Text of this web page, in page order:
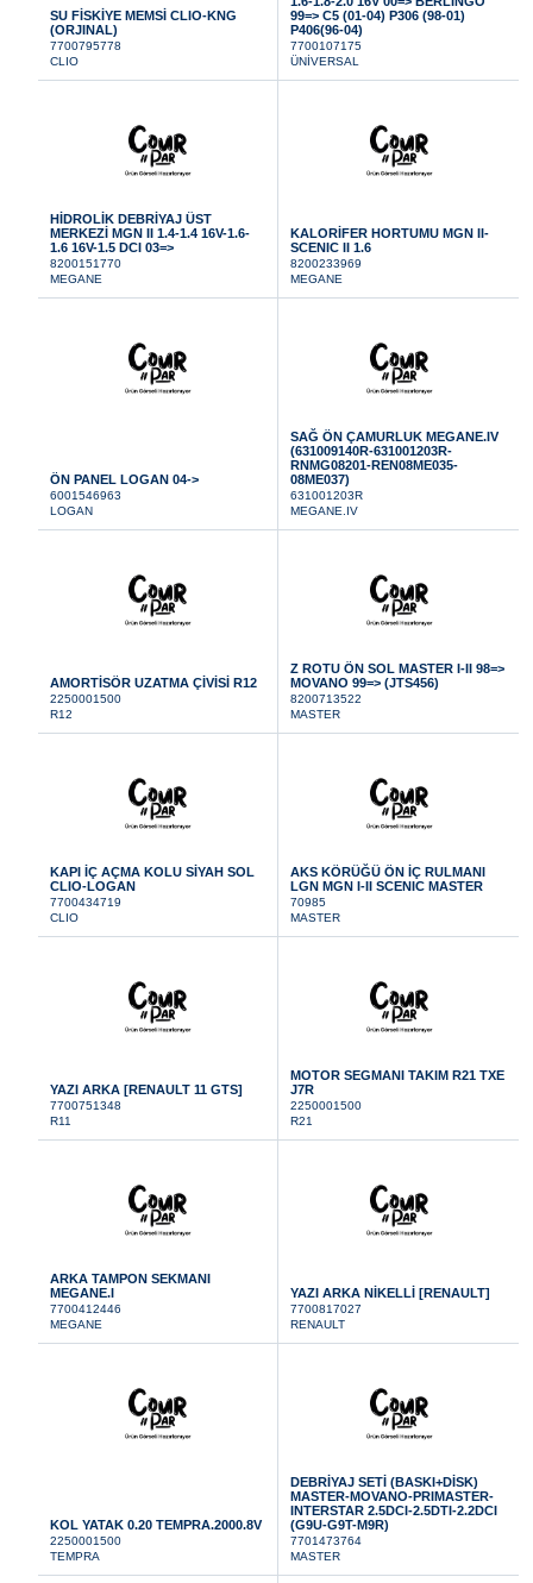
SU FİSKİYE MEMSİ CLIO-KNG
(ORJINAL)
7700795778
CLIO
99=> C5 (01-04) P306 (98-01)
P406(96-04)
7700107175
ÜNİVERSAL
HİDROLİK DEBRİYAJ ÜST
MERKEZİ MGN II 1.4-1.4 16V-1.6-
1.6 16V-1.5 DCI 03=>
8200151770
MEGANE
KALORİFER HORTUMU MGN II-
SCENIC II 1.6
8200233969
MEGANE
ÖN PANEL LOGAN 04->
6001546963
LOGAN
SAĞ ÖN ÇAMURLUK MEGANE.IV
(631009140R-631001203R-
RNMG08201-REN08ME035-
08ME037)
631001203R
MEGANE.IV
AMORTİSÖR UZATMA ÇİVİSİ R12
2250001500
R12
Z ROTU ÖN SOL MASTER I-II 98=>
MOVANO 99=> (JTS456)
8200713522
MASTER
KAPI İÇ AÇMA KOLU SİYAH SOL
CLIO-LOGAN
7700434719
CLIO
AKS KÖRÜĞÜ ÖN İÇ RULMANI
LGN MGN I-II SCENIC MASTER
70985
MASTER
YAZI ARKA [RENAULT 11 GTS]
7700751348
R11
MOTOR SEGMANI TAKIM R21 TXE
J7R
2250001500
R21
ARKA TAMPON SEKMANI
MEGANE.I
7700412446
MEGANE
YAZI ARKA NİKELLİ [RENAULT]
7700817027
RENAULT
KOL YATAK 0.20 TEMPRA.2000.8V
2250001500
TEMPRA
DEBRİYAJ SETİ (BASKI+DİSK)
MASTER-MOVANO-PRIMASTER-
INTERSTAR 2.5DCI-2.5DTI-2.2DCI
(G9U-G9T-M9R)
7701473764
MASTER